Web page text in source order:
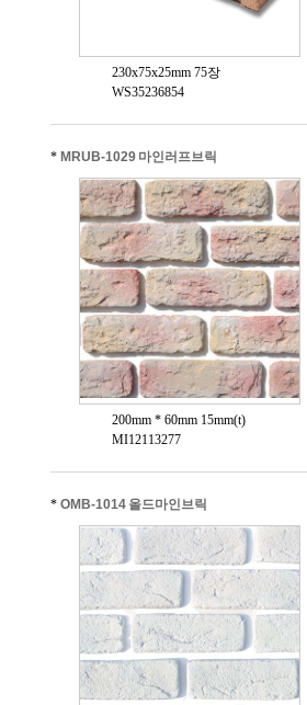
230x75x25mm 75장
WS35236854
* MRUB-1029 마인러프브릭
200mm * 60mm 15mm(t)
MI12113277
* OMB-1014 올드마인브릭